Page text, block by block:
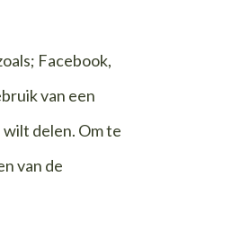
Facebook,
van een
delen. Om te
van de